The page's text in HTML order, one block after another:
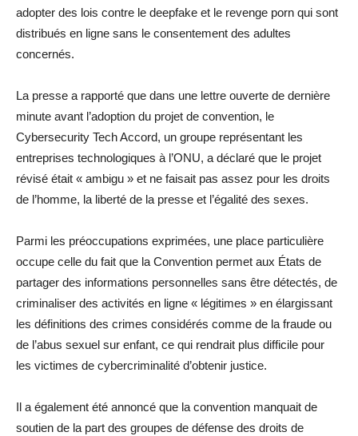
adopter des lois contre le deepfake et le revenge porn qui sont
distribués en ligne sans le consentement des adultes
concernés.
La presse a rapporté que dans une lettre ouverte de dernière
minute avant l’adoption du projet de convention, le
Cybersecurity Tech Accord, un groupe représentant les
entreprises technologiques à l’ONU, a déclaré que le projet
révisé était « ambigu » et ne faisait pas assez pour les droits
de l’homme, la liberté de la presse et l’égalité des sexes.
Parmi les préoccupations exprimées, une place particulière
occupe celle du fait que la Convention permet aux États de
partager des informations personnelles sans être détectés, de
criminaliser des activités en ligne « légitimes » en élargissant
les définitions des crimes considérés comme de la fraude ou
de l’abus sexuel sur enfant, ce qui rendrait plus difficile pour
les victimes de cybercriminalité d’obtenir justice.
Il a également été annoncé que la convention manquait de
soutien de la part des groupes de défense des droits de